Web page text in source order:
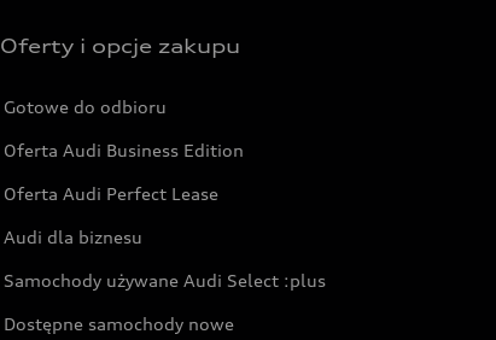
Oferty i opcje zakupu
Gotowe do odbioru
Oferta Audi Business Edition
Oferta Audi Perfect Lease
Audi dla biznesu
Samochody używane Audi Select :plus
Dostępne samochody nowe